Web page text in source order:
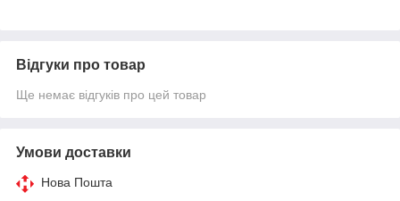
Відгуки про товар
Ще немає відгуків про цей товар
Умови доставки
Нова Пошта